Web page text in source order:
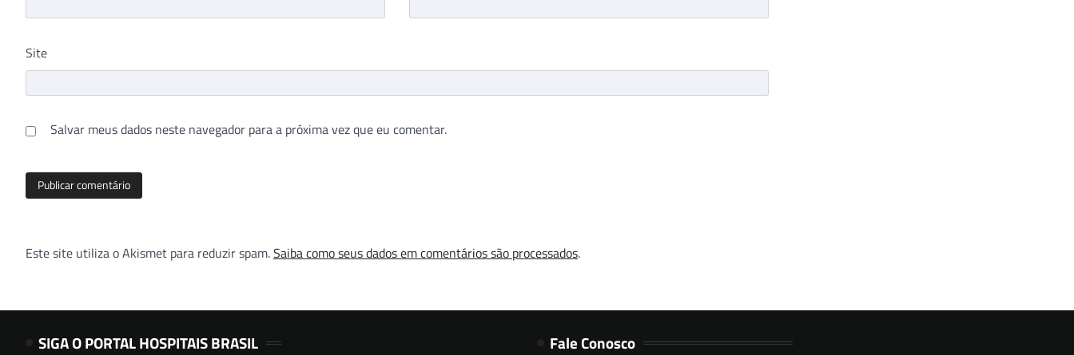
Site
Salvar meus dados neste navegador para a próxima vez que eu comentar.
Este site utiliza o Akismet para reduzir spam.Saiba como seus dados em comentários são processados.
SIGA O PORTAL HOSPITAIS BRASIL Fale Conosco